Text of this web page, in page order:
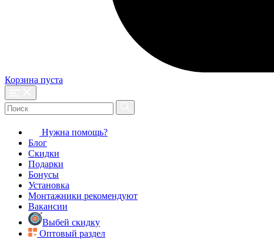
Корзина пуста
Нужна помощь?
Блог
Скидки
Подарки
Бонусы
Установка
Монтажники рекомендуют
Вакансии
Выбей скидку
Оптовый раздел